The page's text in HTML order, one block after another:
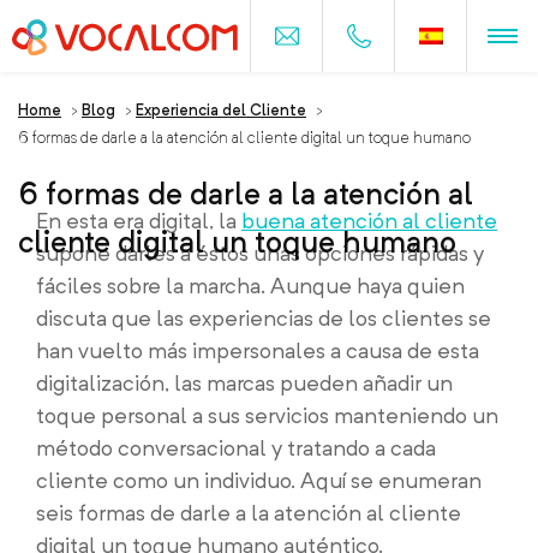
Home > Blog > Experiencia del Cliente
>
6 formas de darle a la atención al cliente digital un toque humano
6 formas de darle a la atención al
cliente digital un toque humano
En esta era digital, la buena atención al cliente
supone darles a éstos unas opciones rápidas y
fáciles sobre la marcha. Aunque haya quien
discuta que las experiencias de los clientes se
han vuelto más impersonales a causa de esta
digitalización, las marcas pueden añadir un
toque personal a sus servicios manteniendo un
método conversacional y tratando a cada
cliente como un individuo. Aquí se enumeran
seis formas de darle a la atención al cliente
digital un toque humano auténtico.